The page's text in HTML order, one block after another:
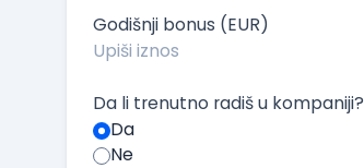
Godišnji bonus (EUR)
Da li trenutno radiš u kompaniji?
Da
Ne